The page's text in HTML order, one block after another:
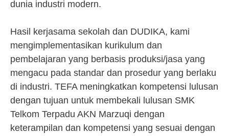
dunia industri modern.
Hasil kerjasama sekolah dan DUDIKA, kami
mengimplementasikan kurikulum dan
pembelajaran yang berbasis produksi/jasa yang
mengacu pada standar dan prosedur yang berlaku
di industri. TEFA meningkatkan kompetensi lulusan
dengan tujuan untuk membekali lulusan SMK
Telkom Terpadu AKN Marzuqi dengan
keterampilan dan kompetensi yang sesuai dengan